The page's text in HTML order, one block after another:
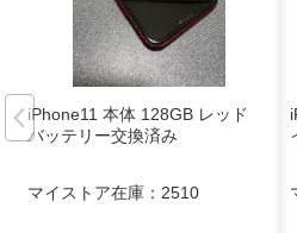
iPhone11 本体 128GB レッド
バッテリー交換済み
マイストア在庫： 2510